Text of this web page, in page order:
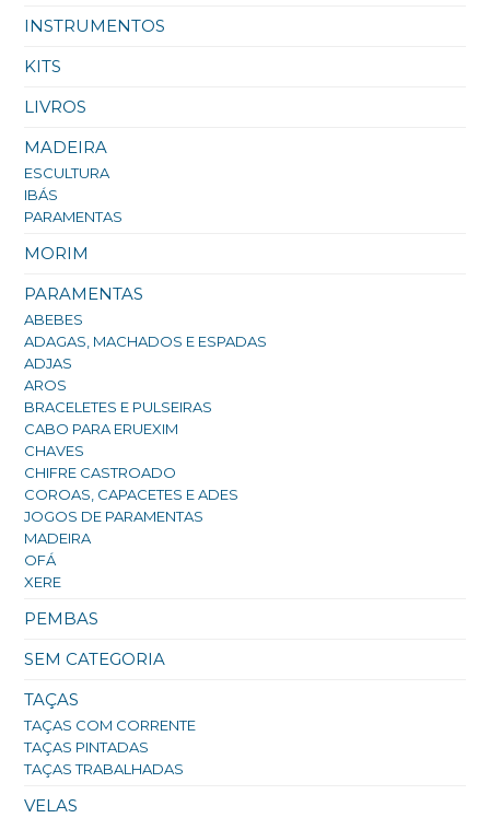
INSTRUMENTOS
KITS
LIVROS
MADEIRA
ESCULTURA
IBÁS
PARAMENTAS
MORIM
PARAMENTAS
ABEBES
ADAGAS, MACHADOS E ESPADAS
ADJAS
AROS
BRACELETES E PULSEIRAS
CABO PARA ERUEXIM
CHAVES
CHIFRE CASTROADO
COROAS, CAPACETES E ADES
JOGOS DE PARAMENTAS
MADEIRA
OFÁ
XERE
PEMBAS
SEM CATEGORIA
TAÇAS
TAÇAS COM CORRENTE
TAÇAS PINTADAS
TAÇAS TRABALHADAS
VELAS